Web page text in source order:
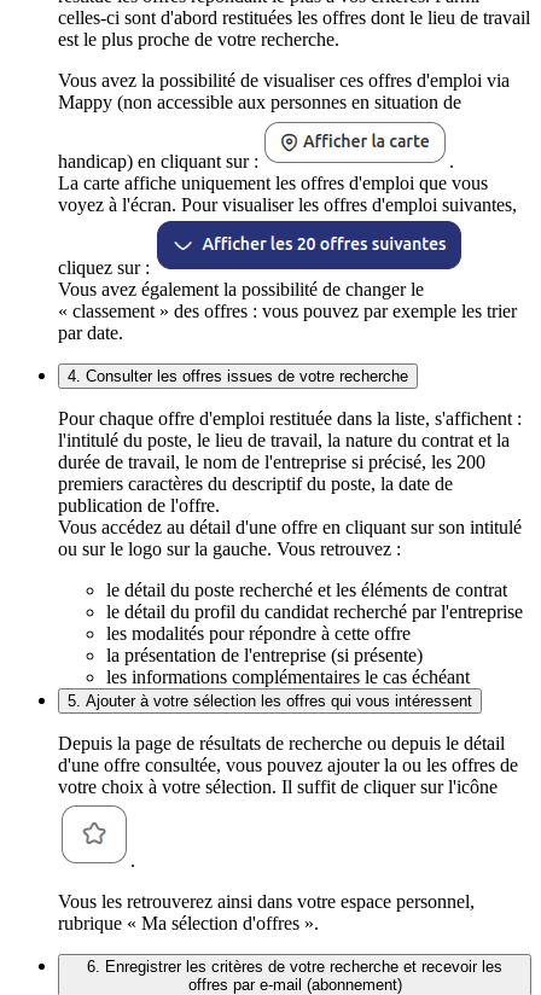
celles-ci sont d'abord restituées les offres dont le lieu de travail
est le plus proche de votre recherche.
Vous avez la possibilité de visualiser ces offres d'emploi via
Mappy (non accessible aux personnes en situation de
handicap) en cliquant sur :
.
La carte affiche uniquement les offres d'emploi que vous
voyez à l'écran. Pour visualiser les offres d'emploi suivantes,
cliquez sur :
Vous avez également la possibilité de changer le
« classement » des offres : vous pouvez par exemple les trier
par date.
4. Consulter les offres issues de votre recherche
Pour chaque offre d'emploi restituée dans la liste, s'affichent :
l'intitulé du poste, le lieu de travail, la nature du contrat et la
durée de travail, le nom de l'entreprise si précisé, les 200
premiers caractères du descriptif du poste, la date de
publication de l'offre.
Vous accédez au détail d'une offre en cliquant sur son intitulé
ou sur le logo sur la gauche. Vous retrouvez :
le détail du poste recherché et les éléments de contrat
le détail du profil du candidat recherché par l'entreprise
les modalités pour répondre à cette offre
la présentation de l'entreprise (si présente)
les informations complémentaires le cas échéant
5. Ajouter à votre sélection les offres qui vous intéressent
Depuis la page de résultats de recherche ou depuis le détail
d'une offre consultée, vous pouvez ajouter la ou les offres de
votre choix à votre sélection. Il suffit de cliquer sur l'icône
.
Vous les retrouverez ainsi dans votre espace personnel,
rubrique « Ma sélection d'offres ».
6. Enregistrer les critères de votre recherche et recevoir les
offres par e-mail (abonnement)